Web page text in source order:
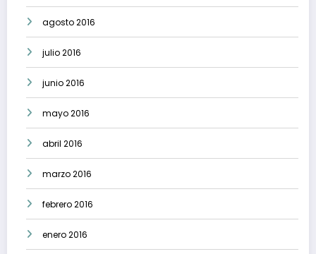
agosto 2016
julio 2016
junio 2016
mayo 2016
abril 2016
marzo 2016
febrero 2016
enero 2016